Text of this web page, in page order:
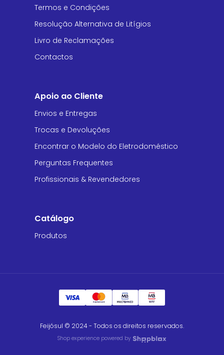
Termos e Condições
Resolução Alternativa de Litígios
Livro de Reclamações
Contactos
Apoio ao Cliente
Envios e Entregas
Trocas e Devoluções
Encontrar o Modelo do Eletrodoméstico
Perguntas Frequentes
Profissionais & Revendedores
Catálogo
Produtos
Feijósul © 2024 - Todos os direitos reservados.
Shop experience powered by